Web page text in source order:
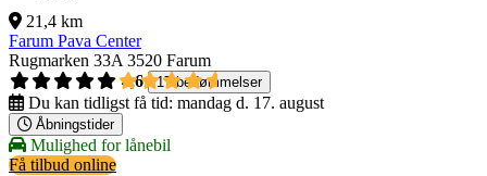
21,4 km
Farum Pava Center
Rugmarken 33A 3520 Farum
4,6
17 bedømmelser
Du kan tidligst få tid: mandag d. 17. august
Åbningstider
Mulighed for lånebil
Få tilbud online